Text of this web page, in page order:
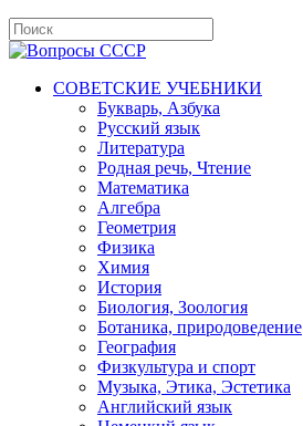
СОВЕТСКИЕ УЧЕБНИКИ
Букварь, Азбука
Русский язык
Литература
Родная речь, Чтение
Математика
Алгебра
Геометрия
Физика
Химия
История
Биология, Зоология
Ботаника, природоведение
География
Физкультура и спорт
Музыка, Этика, Эстетика
Английский язык